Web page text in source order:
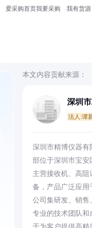
爱采购首页我要采购 我有货源
本文内容贡献来源：
深圳
法人:谭
深圳市精博仪器有
部位于深圳市宝安
主营接收机、高阻
备，产品广泛应用
公司集研发、销售
专业的技术团队和